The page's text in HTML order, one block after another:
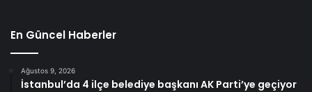
En Güncel Haberler
Ağustos 9, 2026
İstanbul’da 4 ilçe belediye başkanı AK Parti’ye geçiyor